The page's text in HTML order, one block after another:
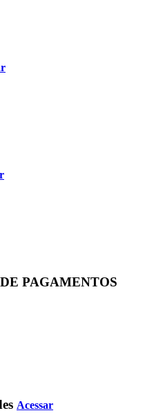
PAGAMENTOS
Acessar